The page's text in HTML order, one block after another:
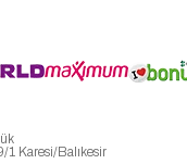
1 Karesi/Balıkesir